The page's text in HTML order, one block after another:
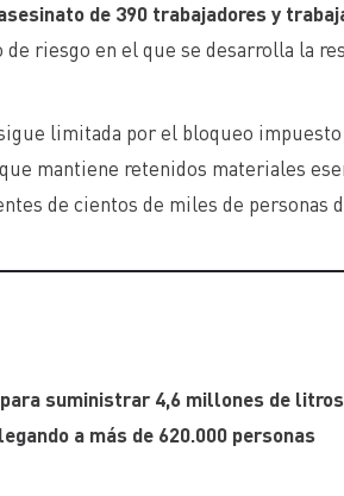
de 390 trabajadores y
riesgo en el que se desarrolla la
limitada por el bloqueo
mantiene retenidos materiales
de cientos de miles de personas
para suministrar 4,6 millones de litros
a más de 620.000 personas